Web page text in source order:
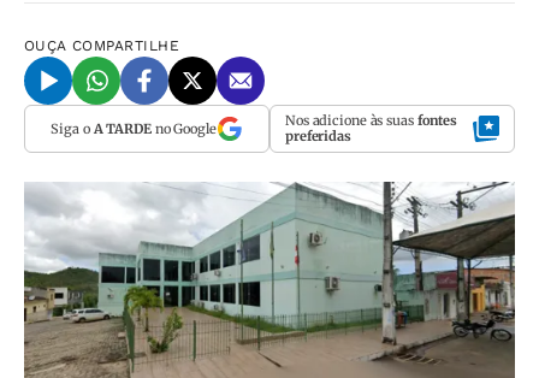
OUÇA COMPARTILHE
Siga o A TARDEno Google Nos adicione às suas fontes
preferidas